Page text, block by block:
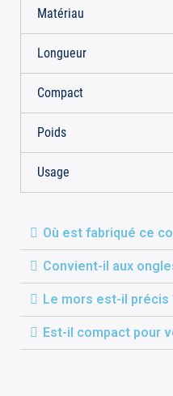
Matériau
Longueur
Compact
Poids
Usage
Où est fabriqué ce
Convient-il aux
Le mors est-il précis
Est-il compact pour